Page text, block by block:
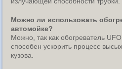
Можно ли использовать
автомойке?
Можно, так как обогреватель
способен ускорить процесс
кузова.